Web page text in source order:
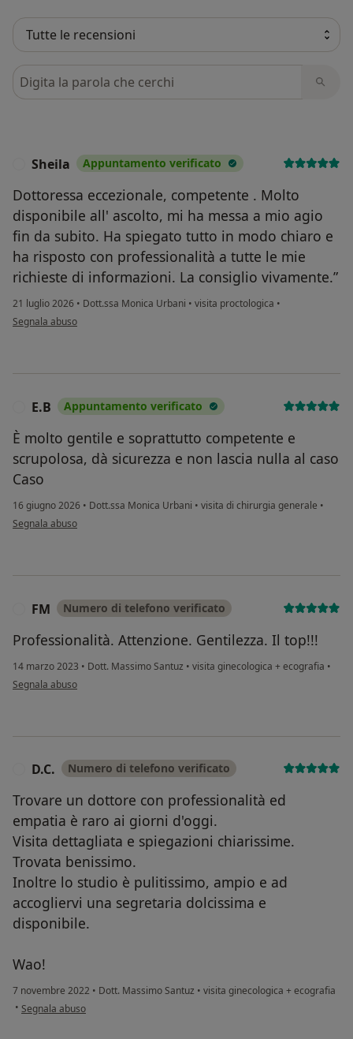
Cerca nelle recensioni
Sheila Appuntamento verificato
Dottoressa eccezionale, competente . Molto
disponibile all' ascolto, mi ha messa a mio agio
fin da subito. Ha spiegato tutto in modo chiaro e
ha risposto con professionalità a tutte le mie
richieste di informazioni. La consiglio vivamente.”
21 luglio 2026 • Dott.ssa Monica Urbani • visita proctologica •
secondo l'opinione dell'utente Sheila
Segnala abuso
E.B Appuntamento verificato
È molto gentile e soprattutto competente e
scrupolosa, dà sicurezza e non lascia nulla al caso
Caso
16 giugno 2026 • Dott.ssa Monica Urbani • visita di chirurgia generale •
secondo l'opinione dell'utente E.B
Segnala abuso
FM Numero di telefono verificato
Professionalità. Attenzione. Gentilezza. Il top!!!
14 marzo 2023 • Dott. Massimo Santuz • visita ginecologica + ecografia •
secondo l'opinione dell'utente FM
Segnala abuso
D.C. Numero di telefono verificato
Trovare un dottore con professionalità ed
empatia è raro ai giorni d'oggi.
Visita dettagliata e spiegazioni chiarissime.
Trovata benissimo.
Inoltre lo studio è pulitissimo, ampio e ad
accogliervi una segretaria dolcissima e
disponibile.
Wao!
7 novembre 2022 • Dott. Massimo Santuz • visita ginecologica + ecografia
• secondo l'opinione dell'utente D.C.
Segnala abuso